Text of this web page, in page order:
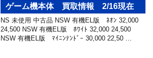
ゲーム機本体 買取情報 2/16現在
NS 未使用 中古品 NSW 有機EL版 ﾈｵﾝ 32,000
24,500 NSW 有機EL版 ﾎﾜｲﾄ 32,000 24,500
NSW 有機EL版 ﾏｲﾆﾝﾃﾝﾄﾞｰ 30,000 22,50 …